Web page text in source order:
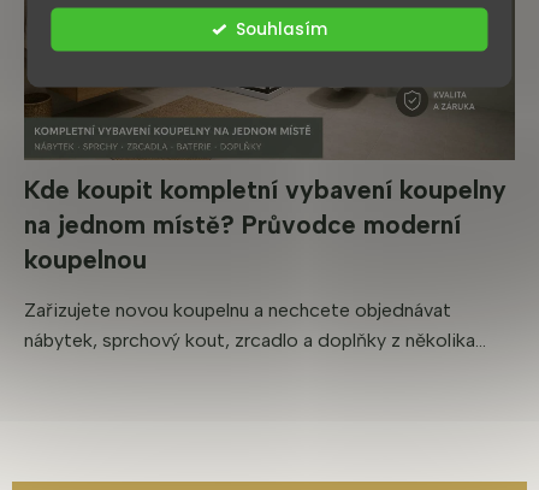
Souhlasím
Kde koupit kompletní vybavení koupelny
na jednom místě? Průvodce moderní
koupelnou
Zařizujete novou koupelnu a nechcete objednávat
nábytek, sprchový kout, zrcadlo a doplňky z několika...